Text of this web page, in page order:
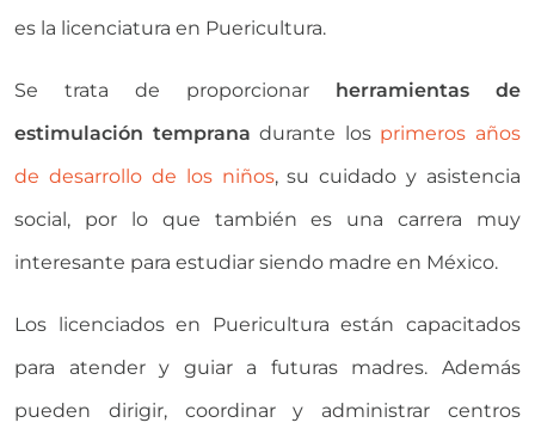
es la licenciatura en Puericultura.
Se trata de proporcionar
herramientas de
estimulación temprana durante los primeros años
de desarrollo de los niños, su cuidado y asistencia
social, por lo que también es una carrera muy
interesante para estudiar siendo madre en México.
Los licenciados en Puericultura están capacitados
para atender y guiar a futuras madres. Además
pueden dirigir, coordinar y administrar centros